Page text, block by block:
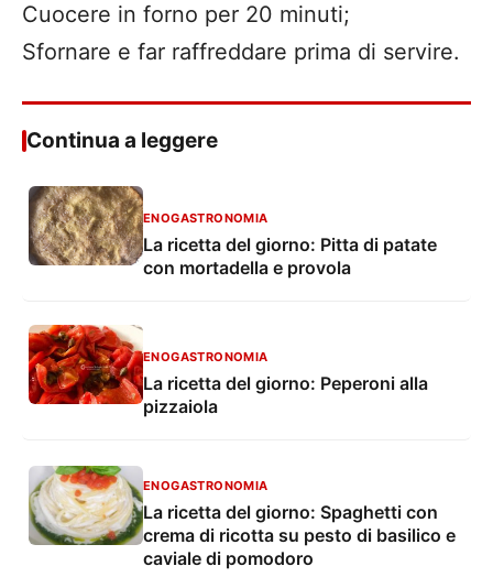
Cuocere in forno per 20 minuti;
Sfornare e far raffreddare prima di servire.
Continua a leggere
ENOGASTRONOMIA
La ricetta del giorno: Pitta di patate
con mortadella e provola
ENOGASTRONOMIA
La ricetta del giorno: Peperoni alla
pizzaiola
ENOGASTRONOMIA
La ricetta del giorno: Spaghetti con
crema di ricotta su pesto di basilico e
caviale di pomodoro